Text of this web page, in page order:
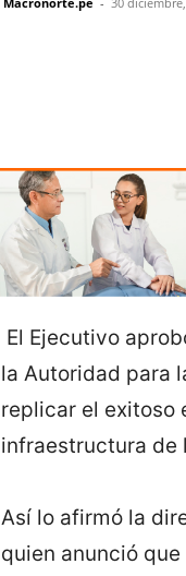
El Ejecutivo
la Autoridad para
replicar el exitoso
infraestructura de
Así lo afirmó la
quien anunció